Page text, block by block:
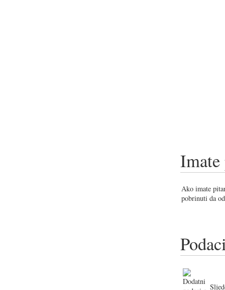
Imate
Ako imate
pobrinuti da